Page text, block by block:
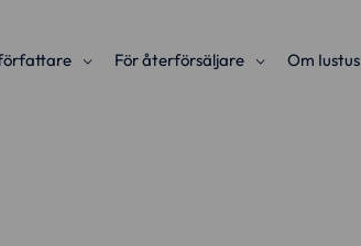
För återförsäljare Om Iustus